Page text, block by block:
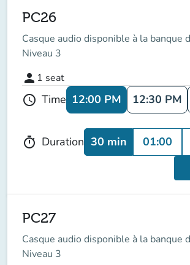
PC26
Casque audio disponible à la banque
Niveau 3
person 1 seat
schedule Time 12:00 PM 12:30 PM
timer Duration 30 min 01:00
PC27
Casque audio disponible à la banque
Niveau 3